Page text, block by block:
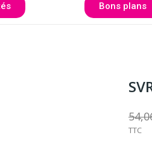
Bons plans
TTC